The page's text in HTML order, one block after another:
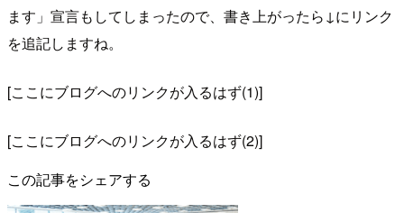
ます」宣言もしてしまったので、書き上がったら↓にリンク
を追記しますね。
[ここにブログへのリンクが入るはず(1)]
[ここにブログへのリンクが入るはず(2)]
この記事をシェアする